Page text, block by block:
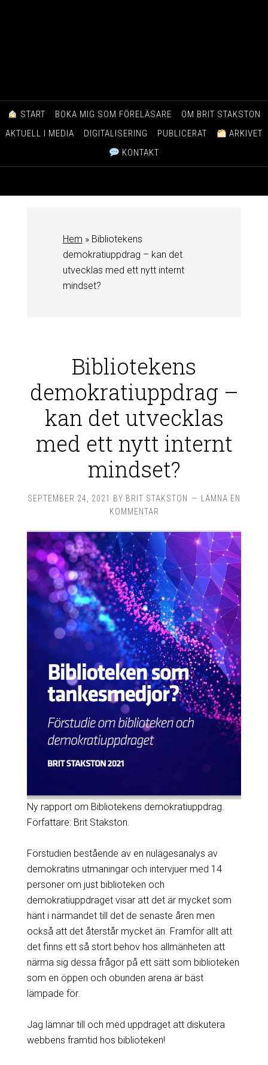
START BOKA MIG SOM FÖRELÄSARE
OM BRIT STAKSTON
AKTUELL I MEDIA
DIGITALISERING PUBLICERAT
ARKIVET
KONTAKT
Hem » Bibliotekens
demokratiuppdrag – kan det
utvecklas med ett nytt internt
mindset?
Bibliotekens
demokratiuppdrag –
kan det utvecklas
med ett nytt internt
mindset?
SEPTEMBER 24, 2021 BY BRIT STAKSTON
LÄMNA EN
KOMMENTAR
Ny rapport om Bibliotekens demokratiuppdrag.
Författare: Brit Stakston.
Förstudien bestående av en nulägesanalys av
demokratins utmaningar och intervjuer med 14
personer om just biblioteken och
demokratiuppdraget visar att det är mycket som
hänt i närmandet till det de senaste åren men
också att det återstår mycket än. Framför allt att
det finns ett så stort behov hos allmänheten att
närma sig dessa frågor på ett sätt som biblioteken
som en öppen och obunden arena är bäst
lämpade för.
Jag lämnar till och med uppdraget att diskutera
webbens framtid hos biblioteken!